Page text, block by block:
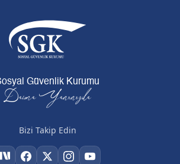
Güvenlik Kurumu
Daima Yanınızda
Bizi Takip Edin